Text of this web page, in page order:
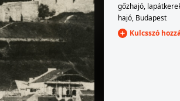
gőzhajó,
hajó, Budapest
Kulcsszó